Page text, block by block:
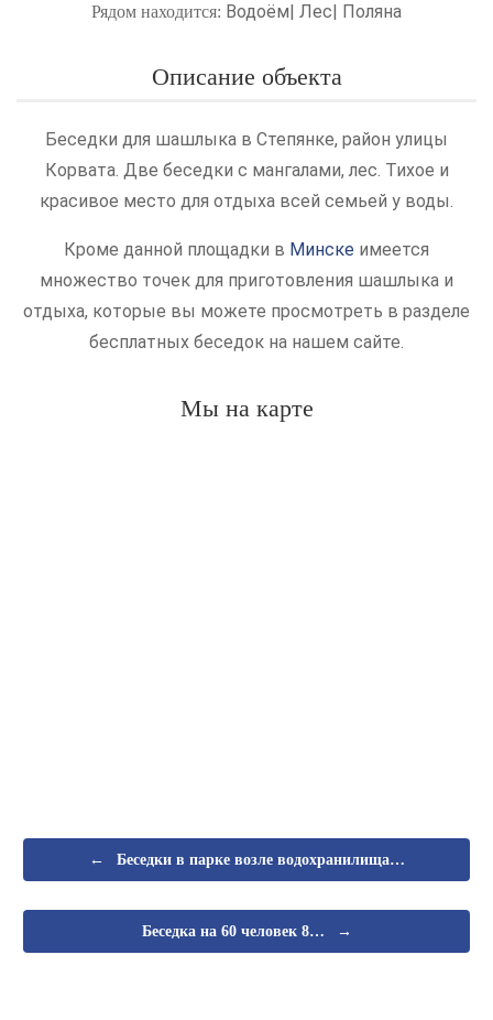
Рядом находится: Водоём| Лес| Поляна
Описание объекта
Беседки для шашлыка в Степянке, район улицы
Корвата. Две беседки с мангалами, лес. Тихое и
красивое место для отдыха всей семьей у воды.
Кроме данной площадки в Минске имеется
множество точек для приготовления шашлыка и
отдыха, которые вы можете просмотреть в разделе
бесплатных беседок на нашем сайте.
Мы на карте
← Беседки в парке возле водохранилища…
Беседка на 60 человек 8… →